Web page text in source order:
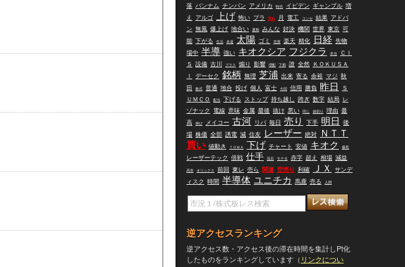
落 バンナム チンパン アメリカ 時代 イビデン ギャンブル 増
え
アルゴ 上げ 怖い プラ 売れ 月 電工 コンセ 結果 アドバ
ン 無風 爆上げ 地合い 通期 みんな 好決 機関 世界 東京 可
能 下がる 生活 未達 太陽 ゴミ 売買 楽天 精化 日経 先物
場中 半導 強い キオクシア フジクラ 本当
ＣＩ
Ｓ
設備 古川 プラス 煽り 影響 増配 下痢 誰 全然
ＫＯＫＵＳＡ
Ｉ
デーセク 銘柄 無理 芝浦 出来 寄る 余裕 マジ 秋
田
株式 普通 地合 投げ 個人 富士 今回 信用 勝負 昨日
Ｓ
ＵＭＣＯ
配当 下げる ストップ 持ち越し 跨ぎ 数字 結局 レ
ゾナック
電線 意味 金属 最後 抜け 悪い 同じ 損切り 理由 最
高
伸び メイコー 古河 リバ 毎日 売り 下手 明日
後
場 株価 全部 誘電 減 住友 レーザー 絶対
ＮＴＴ
買い 値動き ＴＯＷＡ 下げ チャート 安値 キオク 爆死
レーザーテック 倍戦 仕手 流石 モテる 赤字 超え 相場 減益
高市 オリックス 前回 東レ 売ら 関連 空売り 利確 ＪＸ
サンデ
ィスク
時間 半導体 ユニチカ 馬鹿 売る 人間
逆アクセスランキング
逆アクセス数・アクセス後の滞在時間を集計しPt化
したものをランキングしています（ リンクについ